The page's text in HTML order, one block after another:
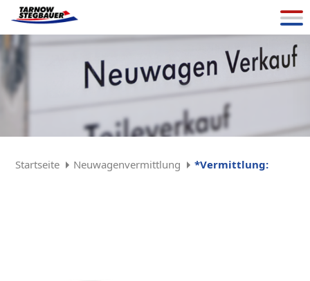
Startseite Neuwagenvermittlung *Vermittlung: